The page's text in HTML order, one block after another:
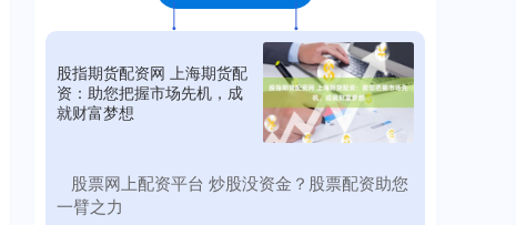
股指期货配资网 上海期货配
资：助您把握市场先机，成
就财富梦想
​股票网上配资平台 炒股没资金？股票配资助您
一臂之力